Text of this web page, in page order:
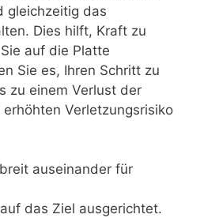
gleichzeitig das
Dies hilft, Kraft zu
auf die Platte
Sie es, Ihren Schritt zu
zu einem Verlust der
Verletzungsrisiko
auseinander für
das Ziel ausgerichtet.